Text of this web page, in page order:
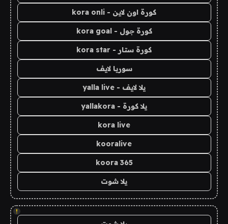
كورة اون لاين - kora onli
كورة جول - kora goal
كورة ستار - kora star
سوريا لايف
يلا لايف - yalla live
يلا كورة - yallakora
kora live
kooralive
koora 365
يلا شوت
!